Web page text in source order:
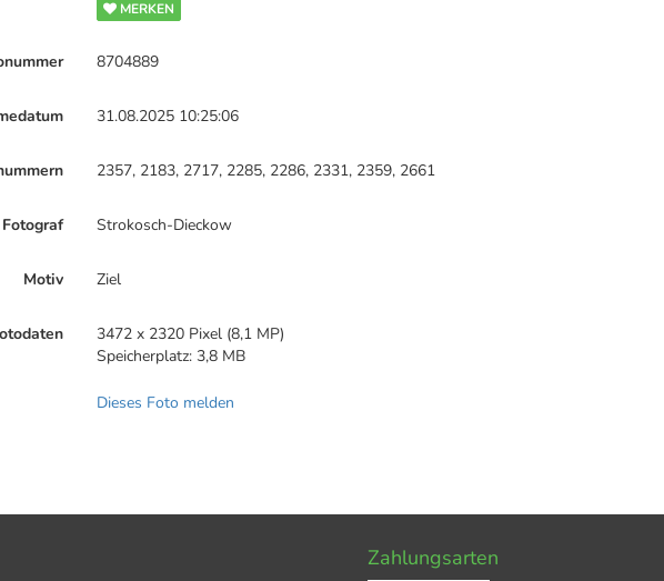
MERKEN
8704889
31.08.2025 10:25:06
2357, 2183, 2717, 2285, 2286, 2331, 2359, 2661
Fotograf Strokosch-Dieckow
Motiv Ziel
3472 x 2320 Pixel (8,1 MP)
Speicherplatz: 3,8 MB
Dieses Foto melden
Zahlungsarten